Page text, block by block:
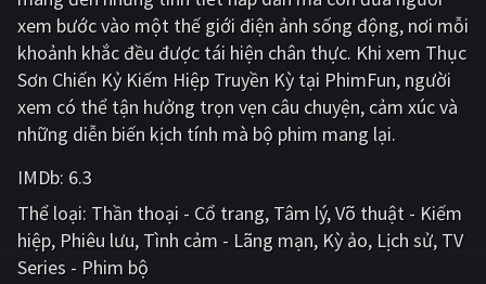
CẬP NHẬT
PHIM MỚI
PHIM BỘ
PHIM LẺ
PHIM CHIẾU RẠP
TUYỂN TẬP PHIM
xem bước vào một thế giới điện ảnh sống động, nơi mỗi
khoảnh khắc đều được tái hiện chân thực. Khi xem Thục
Sơn Chiến Kỷ Kiếm Hiệp Truyền Kỳ tại PhimFun, người
xem có thể tận hưởng trọn vẹn câu chuyện, cảm xúc và
những diễn biến kịch tính mà bộ phim mang lại.
IMDb: 6.3
Thể loại: Thần thoại - Cổ trang Tâm lý Võ thuật - Kiếm
hiệp Phiêu lưu Tình cảm - Lãng mạn Kỳ ảo Lịch sử TV
Series - Phim bộ